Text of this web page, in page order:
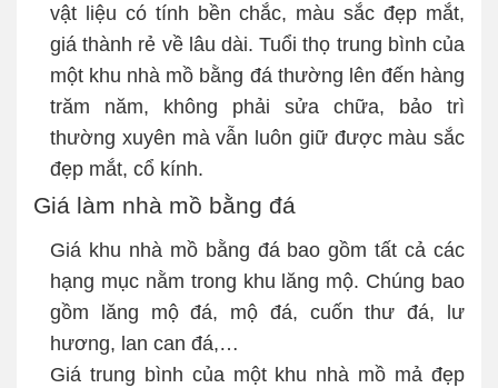
vật liệu có tính bền chắc, màu sắc đẹp mắt,
giá thành rẻ về lâu dài. Tuổi thọ trung bình của
một khu nhà mồ bằng đá thường lên đến hàng
trăm năm, không phải sửa chữa, bảo trì
thường xuyên mà vẫn luôn giữ được màu sắc
đẹp mắt, cổ kính.
Giá làm nhà mồ bằng đá
Giá khu nhà mồ bằng đá bao gồm tất cả các
hạng mục nằm trong khu lăng mộ. Chúng bao
gồm lăng mộ đá, mộ đá, cuốn thư đá, lư
hương, lan can đá,…
Giá trung bình của một khu nhà mồ mả đẹp